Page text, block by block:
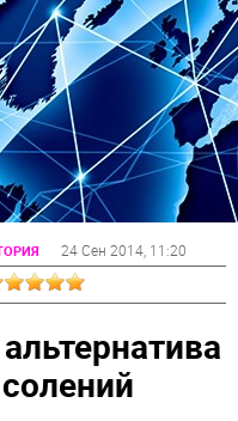
24 Сен 2014 , 11:20